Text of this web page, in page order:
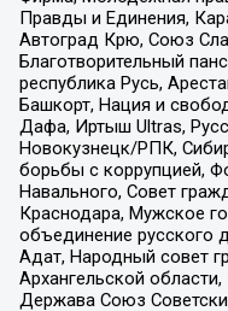
Правды и Единения,
Автоград Крю, Союз
Благотворительный
республика Русь,
Башкорт, Нация и
Дафа, Иртыш Ultras,
Новокузнецк/РПК,
борьбы с коррупцией,
Навального, Совет
Краснодара, Мужское
объединение русского
Адат, Народный совет
Архангельской
Держава Союз